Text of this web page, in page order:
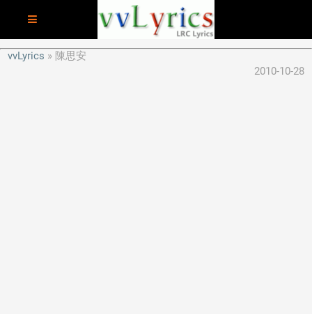
vvLyrics
陳思安
2010-10-28